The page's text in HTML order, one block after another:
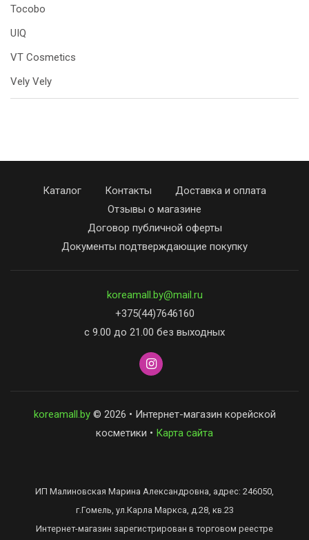
Tocobo
UIQ
VT Cosmetics
Vely Vely
Каталог Контакты
Доставка и оплата
Отзывы о магазине
Договор публичной оферты
Документы подтверждающие покупку
koreamall.by@mail.ru
+375(44)7646160
с 9.00 до 21.00 без выходных
koreamall.by© 2026 • Интернет-магазин корейской
косметики • Карта сайта
ИП Малиновская Марина Александровна, адрес: 246050,
г.Гомель, ул.Карла Маркса, д.28, кв.23
Интернет-магазин зарегистрирован в торговом реестре